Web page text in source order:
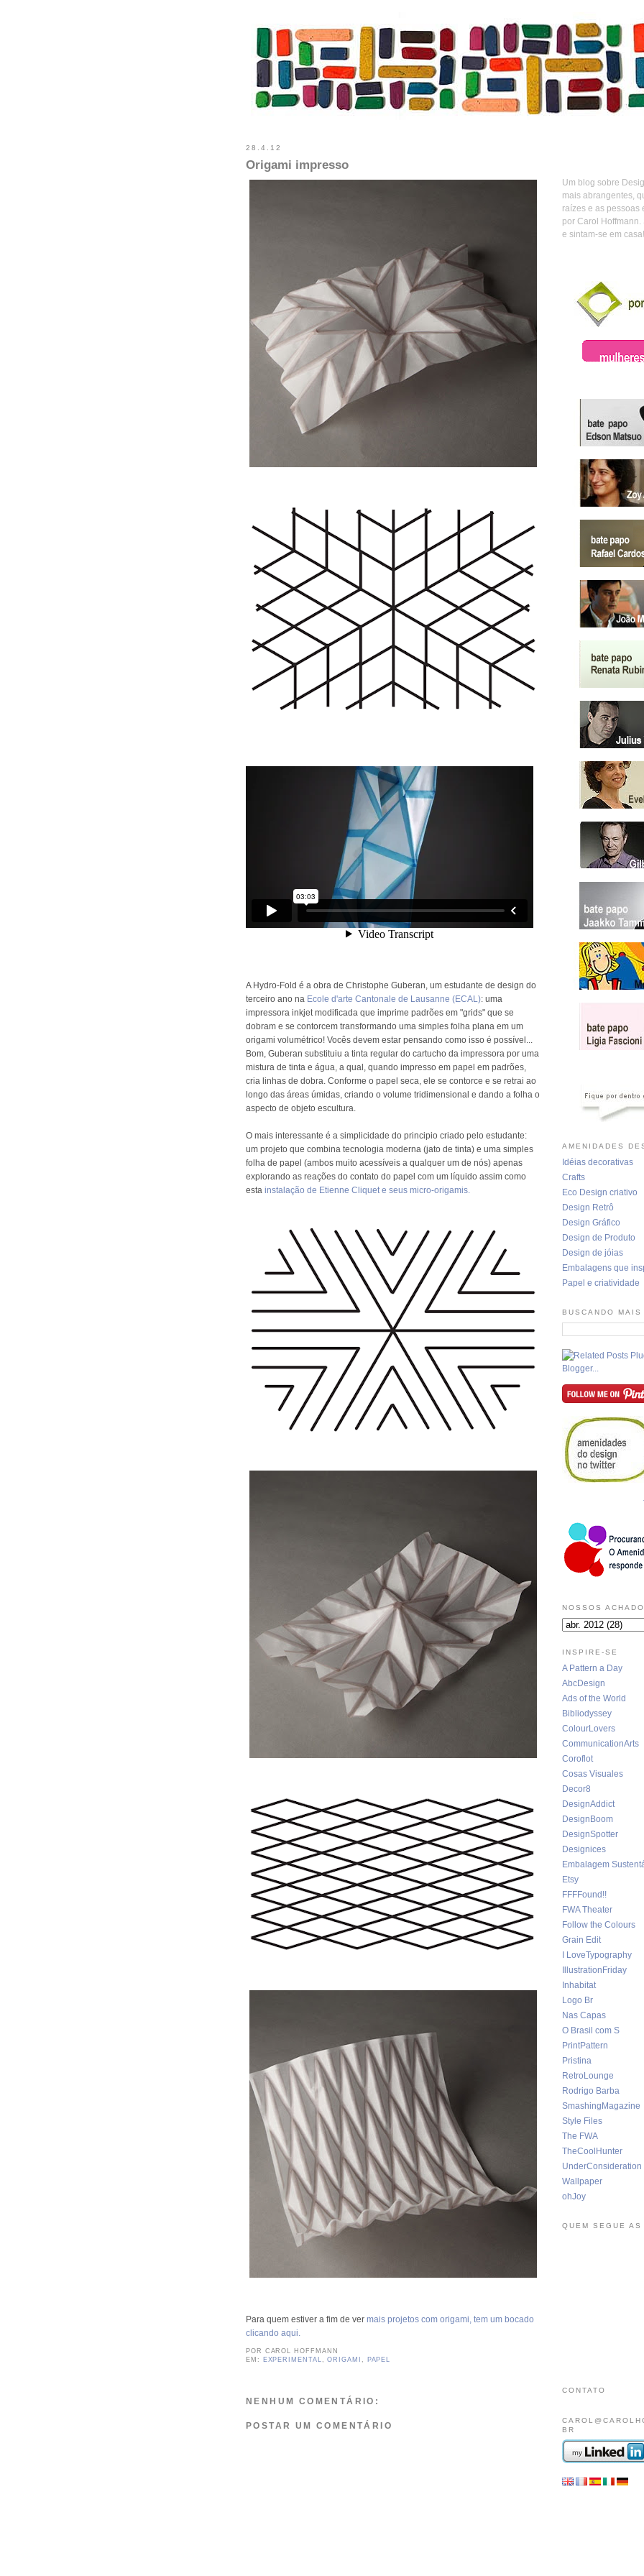
28.4.12
Origami impresso
A Hydro-Fold é a obra de Christophe Guberan, um estudante de design do
terceiro ano na Ecole d'arte Cantonale de Lausanne (ECAL): uma
impressora inkjet modificada que imprime padrões em "grids" que se
dobram e se contorcem transformando uma simples folha plana em um
origami volumétrico! Vocês devem estar pensando como isso é possível...
Bom, Guberan substituiu a tinta regular do cartucho da impressora por uma
mistura de tinta e água, a qual, quando impresso em papel em padrões,
cria linhas de dobra. Conforme o papel seca, ele se contorce e se retrai ao
longo das áreas úmidas, criando o volume tridimensional e dando a folha o
aspecto de objeto escultura.
O mais interessante é a simplicidade do principio criado pelo estudante:
um projeto que combina tecnologia moderna (jato de tinta) e uma simples
folha de papel (ambos muito acessíveis a qualquer um de nós) apenas
explorando as reações do contato do papel com um líquido assim como
esta instalação de Etienne Cliquet e seus micro-origamis.
Para quem estiver a fim de ver mais projetos com origami, tem um bocado
clicando aqui.
POR CAROL HOFFMANN
EM:
EXPERIMENTAL ,ORIGAMI PAPEL
NENHUM COMENTÁRIO:
POSTAR UM COMENTÁRIO
Um blog sobre
mais abrangentes,
raízes e as pessoas
por Carol
e sintam-se em casa!
AMENIDADES
Idéias decorativas
Crafts
Eco Design criativo
Design Retrô
Design Gráfico
Design de Produto
Design de jóias
Embalagens que
Papel e criatividade
BUSCANDO MAIS
NOSSOS
INSPIRE-SE
A Pattern a Day
AbcDesign
Ads of the World
Bibliodyssey
ColourLovers
CommunicationArts
Coroflot
Cosas Visuales
Decor8
DesignAddict
DesignBoom
DesignSpotter
Designices
Embalagem
Etsy
FFFFound!!
FWA Theater
Follow the Colours
Grain Edit
I LoveTypography
IllustrationFriday
Inhabitat
Logo Br
Nas Capas
O Brasil com S
PrintPattern
Pristina
RetroLounge
Rodrigo Barba
SmashingMagazine
Style Files
The FWA
TheCoolHunter
UnderConsideration
Wallpaper
ohJoy
QUEM SEGUE
CONTATO
BR